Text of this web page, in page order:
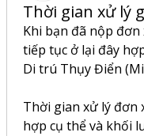
Thời gian xử lý
Khi bạn đã nộp
tiếp tục ở lại đây
Di trú Thụy Điển
Thời gian xử lý đơn
hợp cụ thể và khối